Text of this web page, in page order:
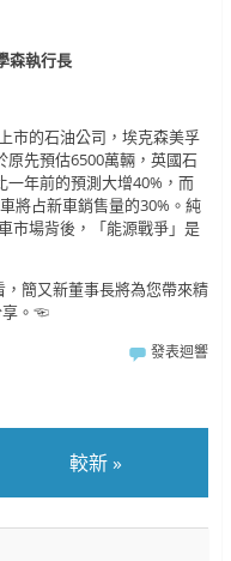
森執行長
市的石油公司，埃克森美孚
原先預估6500萬輛，英國石
一年前的預測大增40%，而
將占新車銷售量的30%。純
市場背後，「能源戰爭」是
簡又新董事長將為您帶來精
享。☜
發表迴響
較新»